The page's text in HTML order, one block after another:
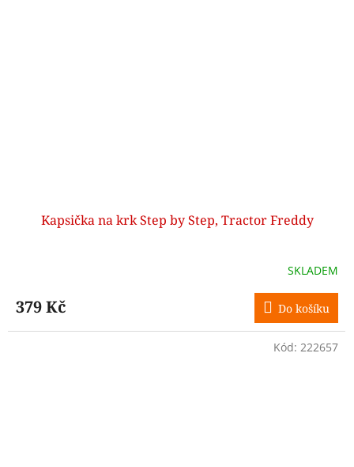
Kapsička na krk Step by Step, Tractor Freddy
SKLADEM
379 Kč Do košíku
Kód: 222657